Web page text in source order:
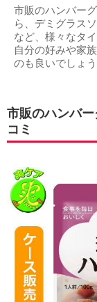
市販のハンバー
ら、デミグラス
など、様々なタ
自分の好みや家
のも良いでしょう
市販のハンバ
コミ